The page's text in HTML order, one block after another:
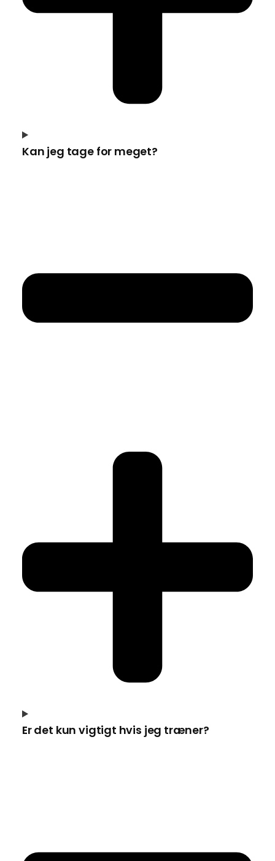
Kan jeg tage for meget?
Er det kun vigtigt hvis jeg træner?